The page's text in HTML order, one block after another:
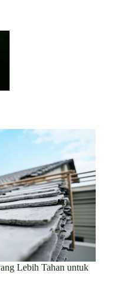
Lebih Tahan untuk